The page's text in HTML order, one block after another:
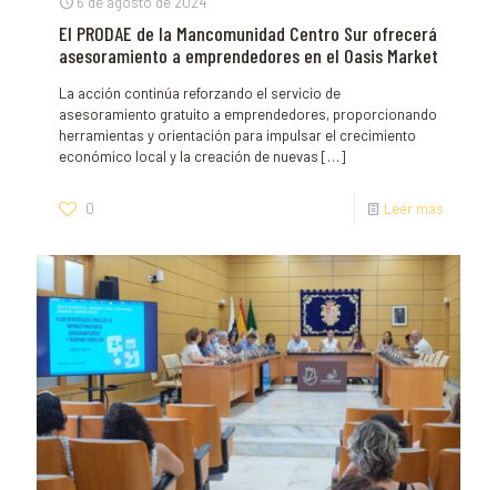
El PRODAE de la Mancomunidad Centro Sur ofrecerá
asesoramiento a emprendedores en el Oasis Market
La acción continúa reforzando el servicio de
asesoramiento gratuito a emprendedores, proporcionando
herramientas y orientación para impulsar el crecimiento
económico local y la creación de nuevas […]
0 Leer más